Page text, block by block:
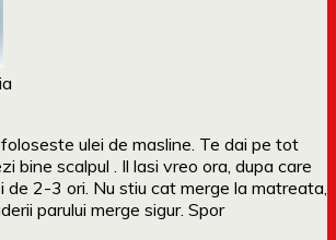
ulei de masline. Te dai pe tot
bine scalpul . Il lasi vreo ora, dupa care
de 2-3 ori. Nu stiu cat merge la matreata,
parului merge sigur. Spor